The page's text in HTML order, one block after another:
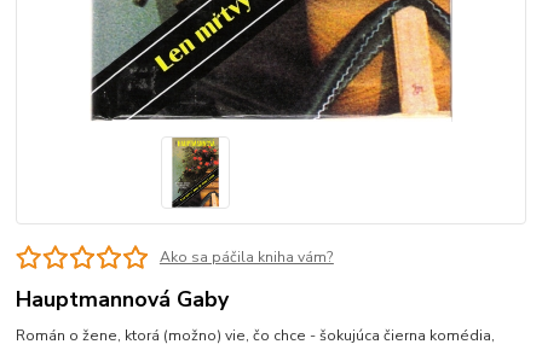
Ako sa páčila kniha vám?
Hauptmannová Gaby
Román o žene, ktorá (možno) vie, čo chce - šokujúca čierna komédia,